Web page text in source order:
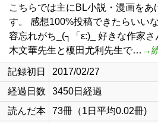
こちらでは主にBL小説・漫画をあ
す。 感想100%投稿できたらいい
容忘れがち_(┐「ε:)_ 好きな作家
木文華先生と榎田尤利先生で… →
記録初日
2017/02/27
経過日数
3450日経過
読んだ本
73冊（1日平均0.02冊)